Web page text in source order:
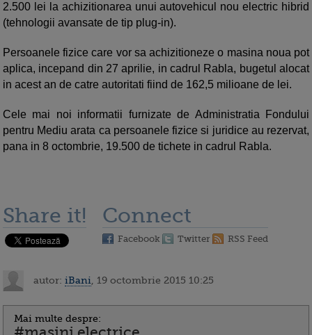
2.500 lei la achizitionarea unui autovehicul nou electric hibrid
(tehnologii avansate de tip plug-in).
Persoanele fizice care vor sa achizitioneze o masina noua pot
aplica, incepand din 27 aprilie, in cadrul Rabla, bugetul alocat
in acest an de catre autoritati fiind de 162,5 milioane de lei.
Cele mai noi informatii furnizate de Administratia Fondului
pentru Mediu arata ca persoanele fizice si juridice au rezervat,
pana in 8 octombrie, 19.500 de tichete in cadrul Rabla.
Share it! Connect
Facebook Twitter RSS Feed
autor: iBani , 19 octombrie 2015 10:25
Mai multe despre: